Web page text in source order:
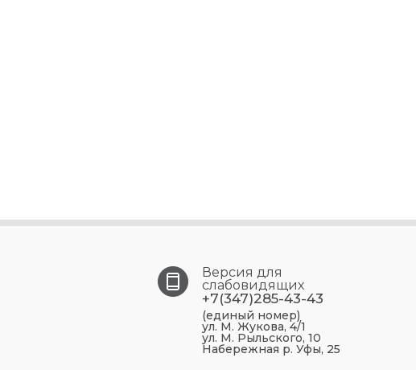
Версия для
слабовидящих
+7(347)285-43-43
(единый номер)
ул. М. Жукова, 4/1
ул. М. Рыльского, 10
Набережная р. Уфы, 25